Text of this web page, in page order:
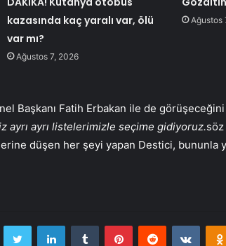
kazasında kaç yaralı var, ölü
var mı?
Ağustos 7, 2026
Ağustos
Başkanı Fatih Erbakan ile de
ayrı ayrı listelerimizle seçime gidiyoruz.
düşen her şeyi yapan Destici, bununla
Twitter LinkedInTumblr PinterestReddit